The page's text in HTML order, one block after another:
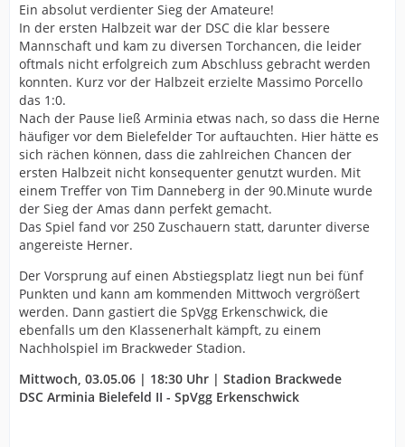
Ein absolut verdienter Sieg der Amateure!
In der ersten Halbzeit war der DSC die klar bessere
Mannschaft und kam zu diversen Torchancen, die leider
oftmals nicht erfolgreich zum Abschluss gebracht werden
konnten. Kurz vor der Halbzeit erzielte Massimo Porcello
das 1:0.
Nach der Pause ließ Arminia etwas nach, so dass die Herne
häufiger vor dem Bielefelder Tor auftauchten. Hier hätte es
sich rächen können, dass die zahlreichen Chancen der
ersten Halbzeit nicht konsequenter genutzt wurden. Mit
einem Treffer von Tim Danneberg in der 90.Minute wurde
der Sieg der Amas dann perfekt gemacht.
Das Spiel fand vor 250 Zuschauern statt, darunter diverse
angereiste Herner.
Der Vorsprung auf einen Abstiegsplatz liegt nun bei fünf
Punkten und kann am kommenden Mittwoch vergrößert
werden. Dann gastiert die SpVgg Erkenschwick, die
ebenfalls um den Klassenerhalt kämpft, zu einem
Nachholspiel im Brackweder Stadion.
Mittwoch, 03.05.06 | 18:30 Uhr | Stadion Brackwede
DSC Arminia Bielefeld II - SpVgg Erkenschwick